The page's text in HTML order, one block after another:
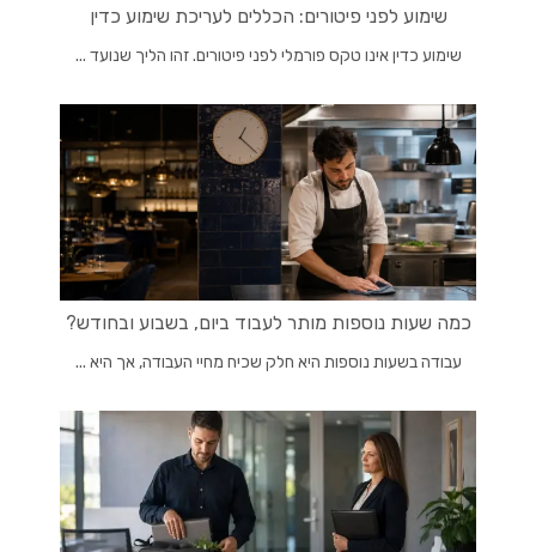
שימוע לפני פיטורים: הכללים לעריכת שימוע כדין
שימוע כדין אינו טקס פורמלי לפני פיטורים. זהו הליך שנועד ...
כמה שעות נוספות מותר לעבוד ביום, בשבוע ובחודש?
עבודה בשעות נוספות היא חלק שכיח מחיי העבודה, אך היא ...